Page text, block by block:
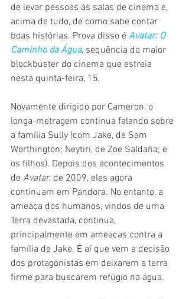
de levar pessoas às salas de cinema e,
acima de tudo, de como sabe contar
boas histórias. Prova disso é Avatar: O
Caminho da Água, sequência do maior
blockbuster do cinema que estreia
nesta quinta-feira, 15.
Novamente dirigido por Cameron, o
longa-metragem continua falando sobre
a família Sully (com Jake, de Sam
Worthington; Neytiri, de Zoe Saldaña; e
os filhos). Depois dos acontecimentos
de Avatar, de 2009, eles agora
continuam em Pandora. No entanto, a
ameaça dos humanos, vindos de uma
Terra devastada, continua,
principalmente em ameaças contra a
família de Jake. É aí que vem a decisão
dos protagonistas em deixarem a terra
firme para buscarem refúgio na água.